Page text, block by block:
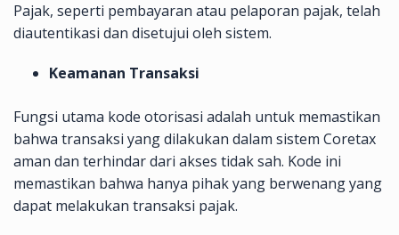
Pajak, seperti pembayaran atau pelaporan pajak, telah
diautentikasi dan disetujui oleh sistem.
Keamanan Transaksi
Fungsi utama kode otorisasi adalah untuk memastikan
bahwa transaksi yang dilakukan dalam sistem Coretax
aman dan terhindar dari akses tidak sah. Kode ini
memastikan bahwa hanya pihak yang berwenang yang
dapat melakukan transaksi pajak.